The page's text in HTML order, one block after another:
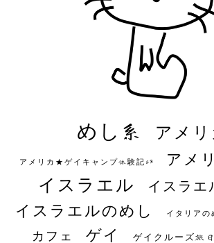
めし系 アメリ
アメリカ★ゲイキャンプ体験記S3 アメ
イスラエル イスラエ
イスラエルのめし イタリアの
カフェ ゲイ ゲイクルーズ旅